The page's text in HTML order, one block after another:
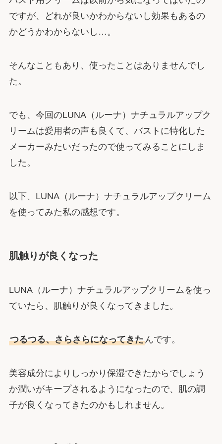
ですが、どれが良いかわからないし効果もあるの
かどうかわからないし…。
そんなこともあり、使ったことはありませんでし
た。
でも、今回のLUNA（ルーナ）ナチュラルアップク
リームは愛用者の声も良くて、バストに特化した
メーカーみたいだったので使ってみることにしま
した。
以下、LUNA（ルーナ）ナチュラルアップクリーム
を使ってみた私の感想です。
肌触りが良くなった
LUNA（ルーナ）ナチュラルアップクリームを使っ
ていたら、肌触りが良くなってきました。
つるつる、さらさらになってきたんです。
美容成分によりしっかり保湿できたからでしょう
か潤いがキープされるようになったので、肌の調
子が良くなってきたのかもしれません。